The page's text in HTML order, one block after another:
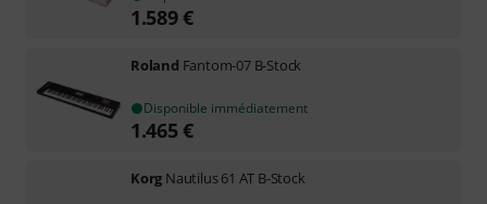
1.589€
Roland Fantom-07 B-Stock
Disponible immédiatement
1.465€
Korg Nautilus 61 AT B-Stock